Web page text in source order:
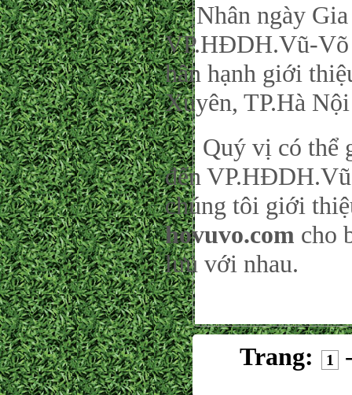
Nhân ngày Gia
VP.HĐDH.Vũ-Võ
hân hạnh giới
Xuyên, TP.Hà
Quý vị có thể
đến
chúng tôi giới
hovuvo.com cho
lưu với nhau.
Trang: 1